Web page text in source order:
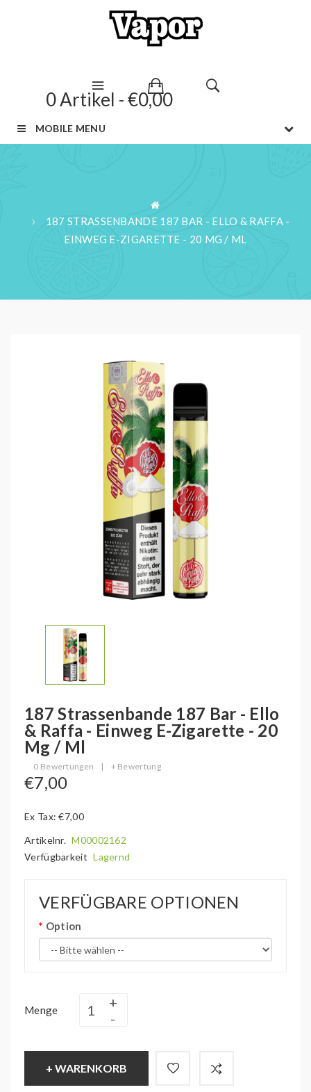
0 Artikel - €0,00
MOBILE MENU
187 STRASSENBANDE 187 BAR - ELLO & RAFFA -
EINWEG E-ZIGARETTE - 20 MG / ML
187 Strassenbande 187 Bar - Ello
& Raffa - Einweg E-Zigarette - 20
Mg / Ml
0 Bewertungen | + Bewertung
€7,00
Ex Tax: €7,00
Artikelnr. M00002162
Verfügbarkeit Lagernd
VERFÜGBARE OPTIONEN
Option
Menge
+ WARENKORB